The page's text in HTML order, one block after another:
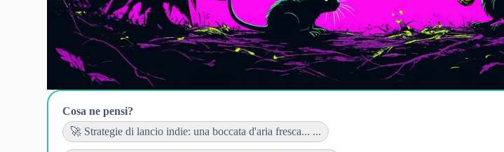
Cosa ne pensi?
🚀 Strategie di lancio indie: una boccata d'aria fresca... ...